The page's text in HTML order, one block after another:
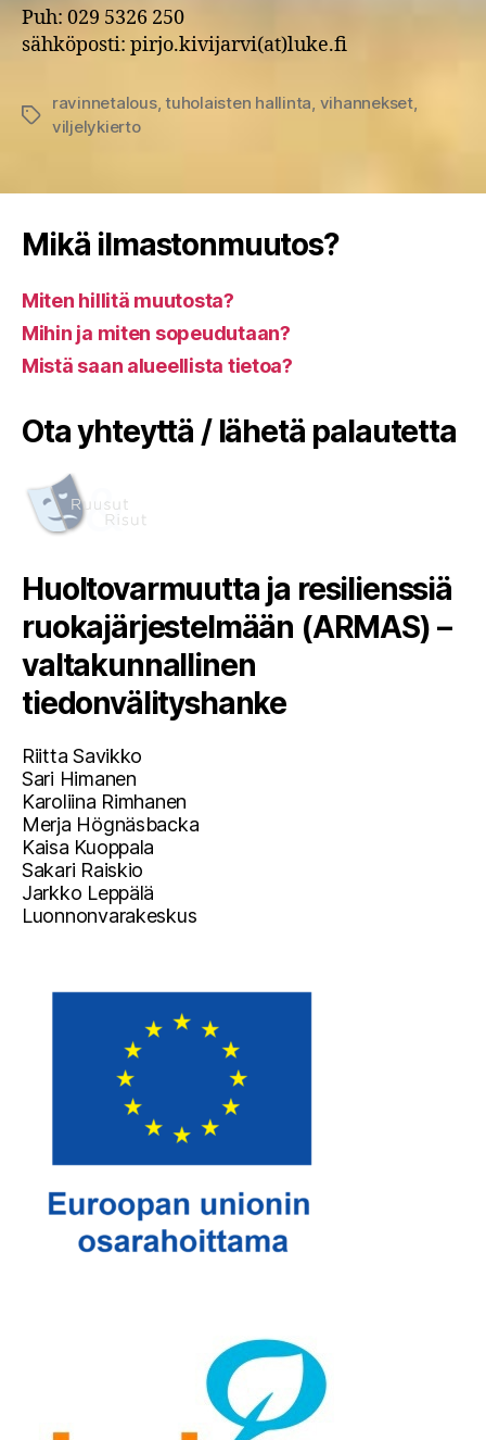
Puh: 029 5326 250
sähköposti: pirjo.kivijarvi(at)luke.fi
Avainsanat
ravinnetalous,tuholaisten hallinta vihannekset,
viljelykierto
Mikä ilmastonmuutos?
Miten hillitä muutosta?
Mihin ja miten sopeudutaan?
Mistä saan alueellista tietoa?
Ota yhteyttä / lähetä palautetta
Huoltovarmuutta ja resilienssiä
ruokajärjestelmään (ARMAS) –
valtakunnallinen
tiedonvälityshanke
Riitta Savikko
Sari Himanen
Karoliina Rimhanen
Merja Högnäsbacka
Kaisa Kuoppala
Sakari Raiskio
Jarkko Leppälä
Luonnonvarakeskus